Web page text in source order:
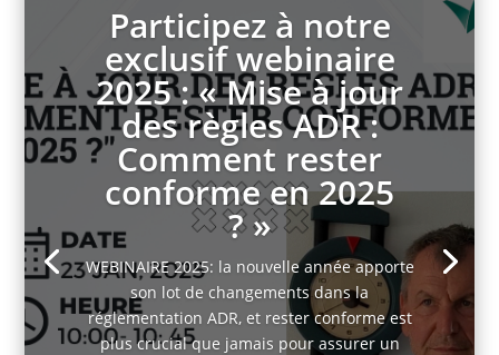
Participez à notre
exclusif webinaire
2025 : « Mise à jour
des règles ADR :
Comment rester
conforme en 2025
? »
WEBINAIRE 2025: la nouvelle année apporte
son lot de changements dans la
réglementation ADR, et rester conforme est
plus crucial que jamais pour assurer un